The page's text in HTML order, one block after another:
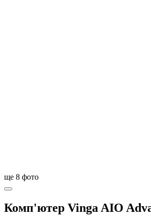
ще 8 фото
Комп'ютер Vinga AIO